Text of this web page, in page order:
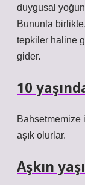
duygusal
Bununla
tepkiler haline
gider.
10
Bahsetmemize
aşık olurlar.
Aşkın